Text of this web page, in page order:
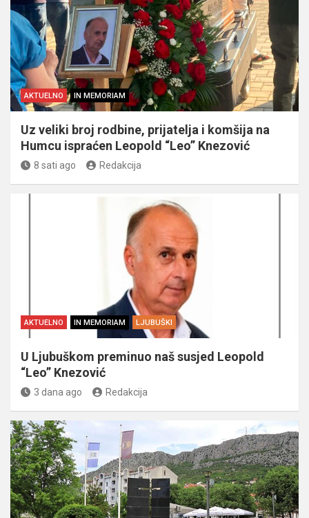
AKTUELNO IN MEMORIAM
Uz veliki broj rodbine, prijatelja i komšija na
Humcu ispraćen Leopold “Leo” Knezović
8 sati ago Redakcija
AKTUELNO IN MEMORIAM LJUBUŠKI
U Ljubuškom preminuo naš susjed Leopold
“Leo” Knezović
3 dana ago Redakcija